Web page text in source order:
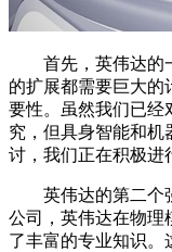
首先，英伟达的一
的扩展都需要巨大的
要性。虽然我们已经
究，但具身智能和机
讨，我们正在积极进
英伟达的第二个强
公司，英伟达在物理
了丰富的专业知识。